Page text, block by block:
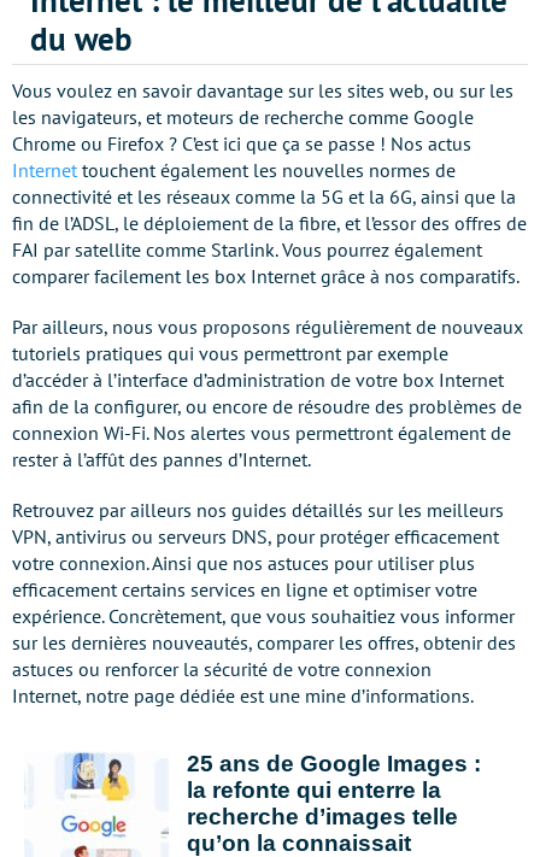
du web
Vous voulez en savoir davantage sur les sites web, ou sur les
les navigateurs, et moteurs de recherche comme Google
Chrome ou Firefox ? C’est ici que ça se passe ! Nos actus
Internettouchent également les nouvelles normes de
connectivité et les réseaux comme la 5G et la 6G, ainsi que la
fin de l’ADSL, le déploiement de la fibre, et l’essor des offres de
FAI par satellite comme Starlink. Vous pourrez également
comparer facilement les box Internet grâce à nos comparatifs.
Par ailleurs, nous vous proposons régulièrement de nouveaux
tutoriels pratiques qui vous permettront par exemple
d’accéder à l’interface d’administration de votre box Internet
afin de la configurer, ou encore de résoudre des problèmes de
connexion Wi-Fi. Nos alertes vous permettront également de
rester à l’affût des pannes d’Internet.
Retrouvez par ailleurs nos guides détaillés sur les meilleurs
VPN, antivirus ou serveurs DNS, pour protéger efficacement
votre connexion. Ainsi que nos astuces pour utiliser plus
efficacement certains services en ligne et optimiser votre
expérience. Concrètement, que vous souhaitiez vous informer
sur les dernières nouveautés, comparer les offres, obtenir des
astuces ou renforcer la sécurité de votre connexion
Internet, notre page dédiée est une mine d’informations.
25 ans de Google Images :
la refonte qui enterre la
recherche d’images telle
qu’on la connaissait